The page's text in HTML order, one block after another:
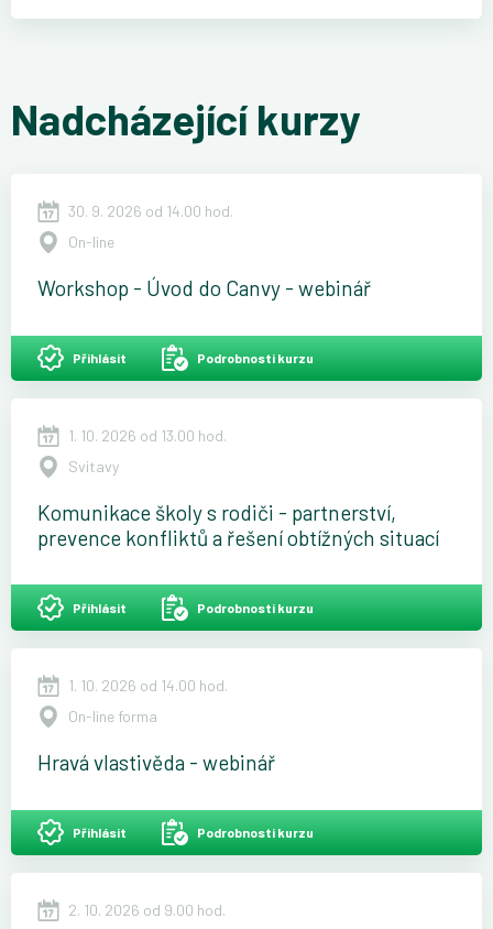
Nadcházející kurzy
30. 9. 2026 od 14.00 hod.
On-line
Workshop - Úvod do Canvy - webinář
Přihlásit Podrobnosti kurzu
1. 10. 2026 od 13.00 hod.
Svitavy
Komunikace školy s rodiči - partnerství,
prevence konfliktů a řešení obtížných situací
Přihlásit Podrobnosti kurzu
1. 10. 2026 od 14.00 hod.
On-line forma
Hravá vlastivěda - webinář
Přihlásit Podrobnosti kurzu
2. 10. 2026 od 9.00 hod.